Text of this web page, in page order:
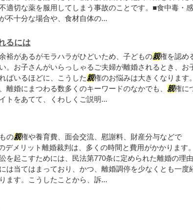
適切な薬を服用してしまう事故のことです。■食中毒・感
不十分な場合や、食材自体の...
るには
裕があるがモラハラがひどいため、子どもの親権を認め
。お子さんがいらっしゃるご夫婦が離婚されるとき、お
ばいるほどに、こうした親権のお悩みは大きくなります。
離婚にまつわる数多くのキーワードのなかでも、 親権に
トをあてて、くわしくご説明...
の親権や養育費、面会交流、慰謝料、財産分与などで
デメリット離婚裁判は、多くの時間と費用がかかります。
を起こすためには、民法第770条に定められた離婚の理由
は当てはまっており、かつ、離婚調停を少なくとも一度
ます。こうしたことから、訴...